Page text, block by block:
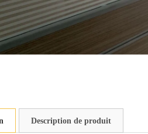
Description de produit